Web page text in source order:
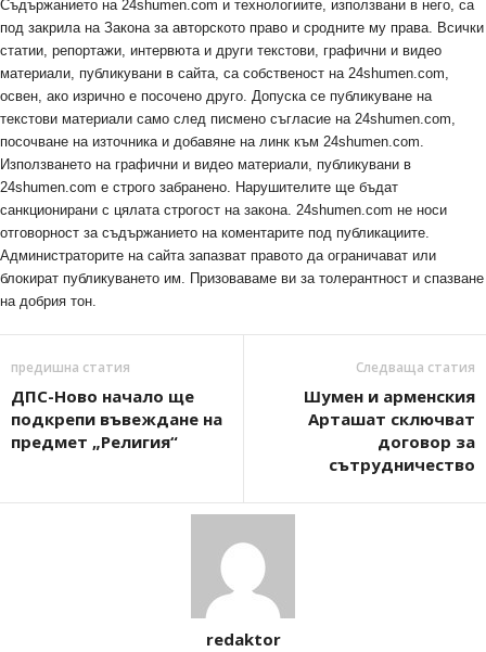
Съдържанието на 24shumen.com и технологиите, използвани в него, са
под закрила на Закона за авторското право и сродните му права. Всички
статии, репортажи, интервюта и други текстови, графични и видео
материали, публикувани в сайта, са собственост на 24shumen.com,
освен, ако изрично е посочено друго. Допуска се публикуване на
текстови материали само след писмено съгласие на 24shumen.com,
посочване на източника и добавяне на линк към 24shumen.com.
Използването на графични и видео материали, публикувани в
24shumen.com е строго забранено. Нарушителите ще бъдат
санкционирани с цялата строгост на закона. 24shumen.com не носи
отговорност за съдържанието на коментарите под публикациите.
Администраторите на сайта запазват правото да ограничават или
блокират публикуването им. Призоваваме ви за толерантност и спазване
на добрия тон.
предишна статия
ДПС-Ново начало ще
подкрепи въвеждане на
предмет „Религия“
Следваща статия
Шумен и арменския
Арташат сключват
договор за
сътрудничество
redaktor